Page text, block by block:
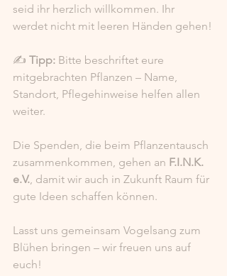
seid ihr herzlich willkommen. Ihr
werdet nicht mit leeren Händen gehen!
✍️ Tipp: Bitte beschriftet eure
mitgebrachten Pflanzen – Name,
Standort, Pflegehinweise helfen allen
weiter.
Die Spenden, die beim Pflanzentausch
zusammenkommen, gehen an F.I.N.K.
e.V., damit wir auch in Zukunft Raum für
gute Ideen schaffen können.
Lasst uns gemeinsam Vogelsang zum
Blühen bringen – wir freuen uns auf
euch!